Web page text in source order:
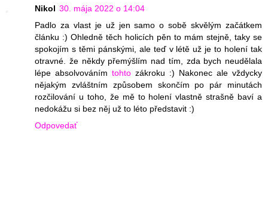
Nikol 30. mája 2022 o 14:04
Padlo za vlast je už jen samo o sobě skvělým začátkem
článku :) Ohledně těch holicích pěn to mám stejně, taky se
spokojím s těmi pánskými, ale teď v létě už je to holení tak
otravné. že někdy přemýšlím nad tím, zda bych neudělala
lépe absolvováním tohto zákroku :) Nakonec ale vždycky
nějakým zvláštním způsobem skončím po pár minutách
rozčilování u toho, že mě to holení vlastně strašně baví a
nedokážu si bez něj už to léto představit :)
Odpovedať